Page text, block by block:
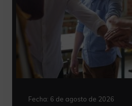
Fecha: 6 de agosto de 2026